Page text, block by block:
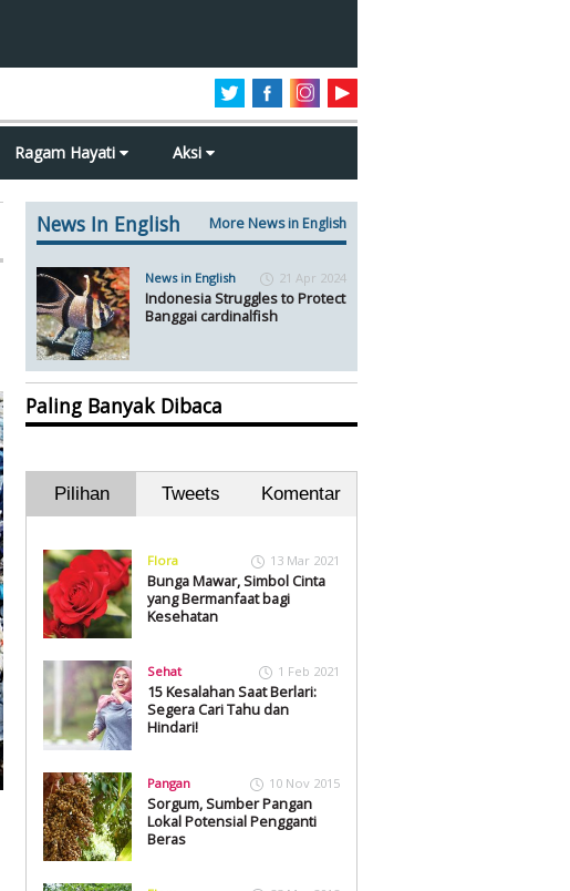
Ragam Hayati Aksi
News In English More News in English
News in English 21 Apr 2024
Indonesia Struggles to Protect
Banggai cardinalfish
Paling Banyak Dibaca
Pilihan Tweets Komentar
Flora 13 Mar 2021
Bunga Mawar, Simbol Cinta
yang Bermanfaat bagi
Kesehatan
Sehat 1 Feb 2021
15 Kesalahan Saat Berlari:
Segera Cari Tahu dan
Hindari!
Pangan 10 Nov 2015
Sorgum, Sumber Pangan
Lokal Potensial Pengganti
Beras